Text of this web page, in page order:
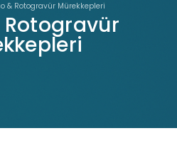
Rotogravür
& Rotogravür Mürekkepleri